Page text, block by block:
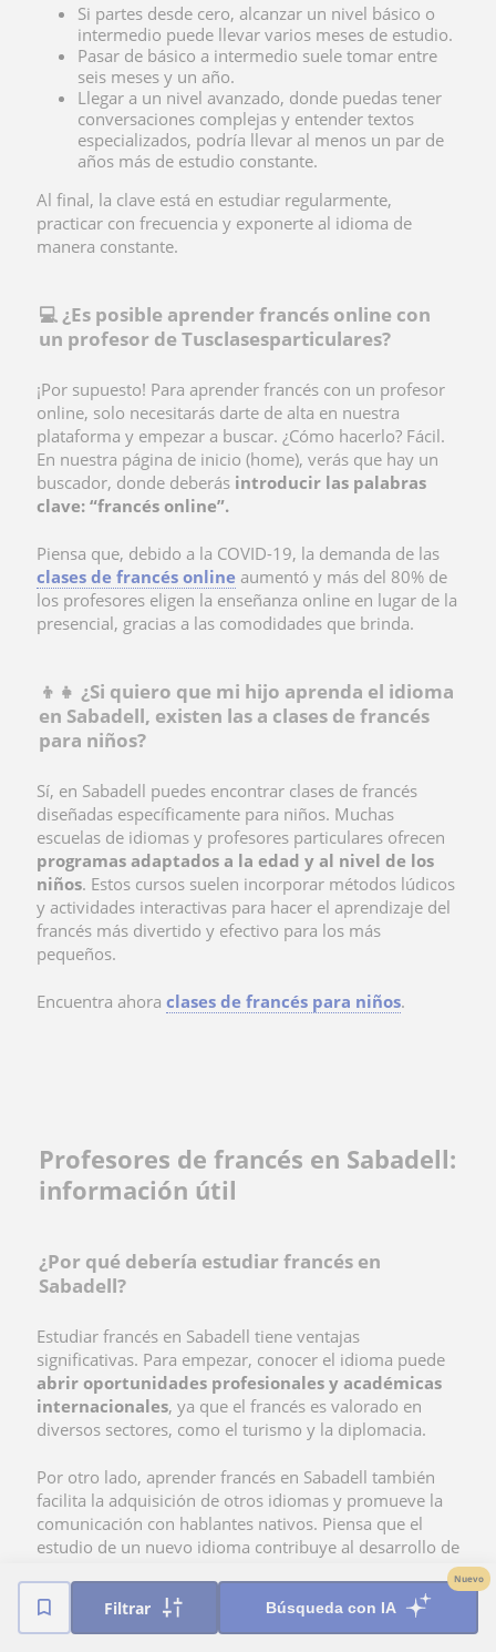
Filtrar Búsqueda con IA
Nuevo
Si partes desde cero, alcanzar un nivel básico o
intermedio puede llevar varios meses de estudio.
Pasar de básico a intermedio suele tomar entre
seis meses y un año.
Llegar a un nivel avanzado, donde puedas tener
conversaciones complejas y entender textos
especializados, podría llevar al menos un par de
años más de estudio constante.
Al final, la clave está en estudiar regularmente,
practicar con frecuencia y exponerte al idioma de
manera constante.
​​💻 ¿Es posible aprender francés online con
un profesor de Tusclasesparticulares?
¡Por supuesto! Para aprender francés con un profesor
online, solo necesitarás darte de alta en nuestra
plataforma y empezar a buscar. ¿Cómo hacerlo? Fácil.
En nuestra página de inicio (home), verás que hay un
buscador, donde deberás introducir las palabras
clave: “francés online”.
Piensa que, debido a la COVID-19, la demanda de las
clases de francés online aumentó y más del 80% de
los profesores eligen la enseñanza online en lugar de la
presencial, gracias a las comodidades que brinda.
👦​​👧​ ¿Si quiero que mi hijo aprenda el idioma
en Sabadell, existen las a clases de francés
para niños?
Sí, en Sabadell puedes encontrar clases de francés
diseñadas específicamente para niños. Muchas
escuelas de idiomas y profesores particulares ofrecen
programas adaptados a la edad y al nivel de los
niños. Estos cursos suelen incorporar métodos lúdicos
y actividades interactivas para hacer el aprendizaje del
francés más divertido y efectivo para los más
pequeños.
Encuentra ahora clases de francés para niños.
Profesores de francés en Sabadell:
información útil
¿Por qué debería estudiar francés en
Sabadell?
Estudiar francés en Sabadell tiene ventajas
significativas. Para empezar, conocer el idioma puede
abrir oportunidades profesionales y académicas
internacionales, ya que el francés es valorado en
diversos sectores, como el turismo y la diplomacia.
Por otro lado, aprender francés en Sabadell también
facilita la adquisición de otros idiomas y promueve la
comunicación con hablantes nativos. Piensa que el
estudio de un nuevo idioma contribuye al desarrollo de
positivo que estudies cualquiera de ellos.
Alumnos de francésque buscan profesor particular.